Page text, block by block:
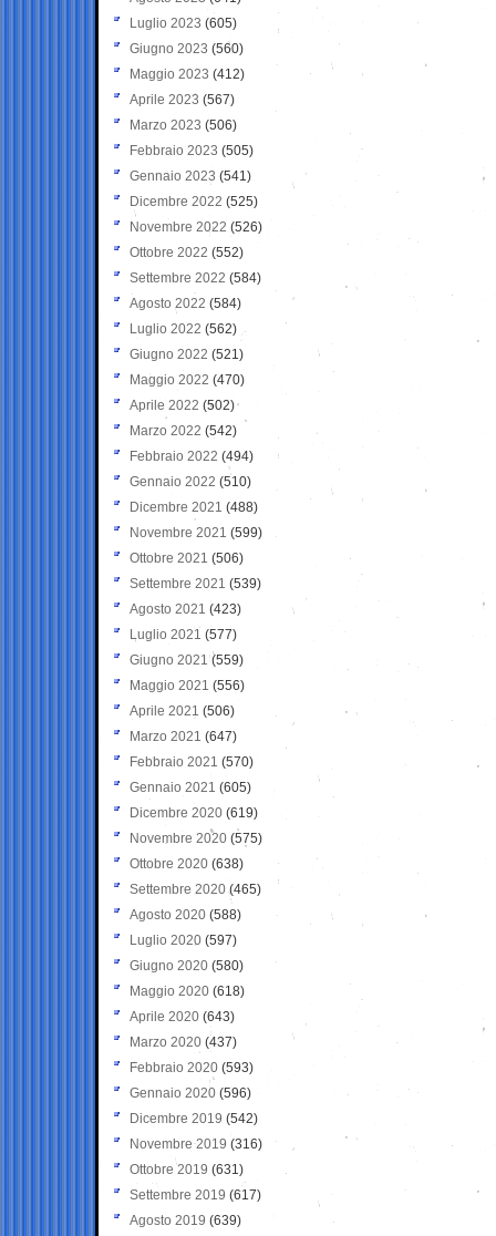
Luglio 2023 (605)
Giugno 2023 (560)
Maggio 2023 (412)
Aprile 2023 (567)
Marzo 2023 (506)
Febbraio 2023 (505)
Gennaio 2023 (541)
Dicembre 2022 (525)
Novembre 2022 (526)
Ottobre 2022 (552)
Settembre 2022 (584)
Agosto 2022 (584)
Luglio 2022 (562)
Giugno 2022 (521)
Maggio 2022 (470)
Aprile 2022 (502)
Marzo 2022 (542)
Febbraio 2022 (494)
Gennaio 2022 (510)
Dicembre 2021 (488)
Novembre 2021 (599)
Ottobre 2021 (506)
Settembre 2021 (539)
Agosto 2021 (423)
Luglio 2021 (577)
Giugno 2021(559)
Maggio 2021 (556)
Aprile 2021 (506)
Marzo 2021 (647)
Febbraio 2021 (570)
Gennaio 2021 (605)
Dicembre 2020 (619)
Novembre 2020 (575)
Ottobre 2020 (638)
Settembre 2020(465)
Agosto 2020 (588)
Luglio 2020 (597)
Giugno 2020 (580)
Maggio 2020 (618)
Aprile 2020 (643)
Marzo 2020 (437)
Febbraio 2020 (593)
Gennaio 2020 (596)
Dicembre 2019 (542)
Novembre 2019 (316)
Ottobre 2019 (631)
Settembre 2019 (617)
Agosto 2019 (639)